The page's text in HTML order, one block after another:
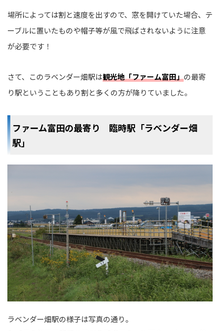
場所によっては割と速度を出すので、窓を開けていた場合、テ
ーブルに置いたものや帽子等が風で飛ばされないように注意
が必要です！
さて、このラベンダー畑駅は観光地「ファーム富田」の最寄
り駅ということもあり割と多くの方が降りていました。
ファーム富田の最寄り 臨時駅「ラベンダー畑
駅」
ラベンダー畑駅の様子は写真の通り。